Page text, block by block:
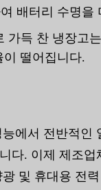
배터리 수명을
가득 찬 냉장고
떨어집니다.
에서 전반적
다. 이제 제조
및 휴대용 전